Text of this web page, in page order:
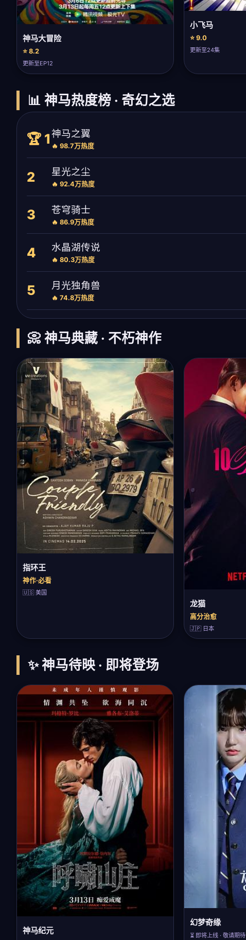
神马大冒险
⭐ 8.2
更新至EP12
小飞马
⭐ 9.0
更新至24集
📊 神马热度榜 · 奇幻之选
🏆 1神马之翼
🔥 98.7万热度
2 星光之尘
🔥 92.4万热度
3 苍穹骑士
🔥 86.9万热度
4 水晶湖传说
🔥 80.3万热度
5 月光独角兽
🔥 74.8万热度
📀 神马典藏 · 不朽神作
指环王
神作·必看
🇺🇸 美国
龙猫
高分治愈
🇯🇵 日本
✨ 神马待映 · 即将登场
神马纪元
幻梦奇缘
⏳ 即将上线 · 敬请期待